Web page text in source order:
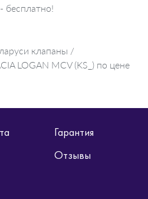
бесплатно!
клапаны /
LOGAN MCV (KS_) по цене
Гарантия
Отзывы